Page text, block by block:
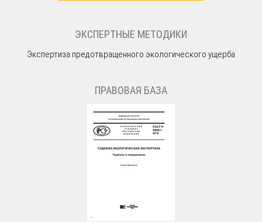
ЭКСПЕРТНЫЕ МЕТОДИКИ
Экспертиза предотвращенного экологического ущерба
ПРАВОВАЯ БАЗА